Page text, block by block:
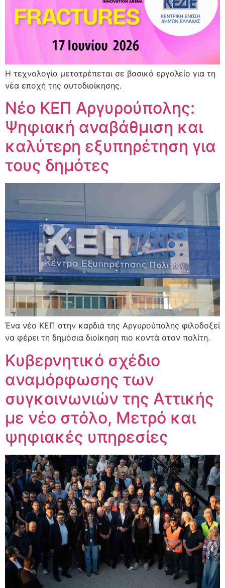
Η τεχνολογία μετατρέπεται σε βασικό εργαλείο για τη
νέα εποχή της αυτοδιοίκησης.
Νέο ΚΕΠ Αργυρούπολης:
Ψηφιακή αναβάθμιση και
καλύτερη εξυπηρέτηση για
τους δημότες
Ένα νέο ΚΕΠ στην καρδιά της Αργυρούπολης φιλοδοξεί
να φέρει τη δημόσια διοίκηση πιο κοντά στον πολίτη.
Κυβερνητικό σχέδιο
αναμόρφωσης των
συγκοινωνιών της Αττικής
με νέο στόλο, Μετρό και
ψηφιακές υπηρεσίες